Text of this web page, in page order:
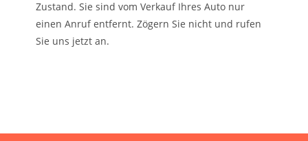
Zustand. Sie sind vom Verkauf Ihres Auto nur
einen Anruf entfernt. Zögern Sie nicht und rufen
Sie uns jetzt an.